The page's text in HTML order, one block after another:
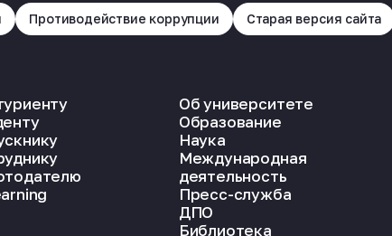
Противодействие коррупции Старая версия сайта
Об университете
Образование
Наука
Международная
деятельность
Пресс-служба
ДПО
Библиотека